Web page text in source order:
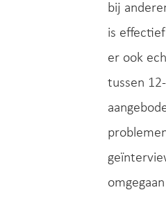
bij
is
er ook
tussen